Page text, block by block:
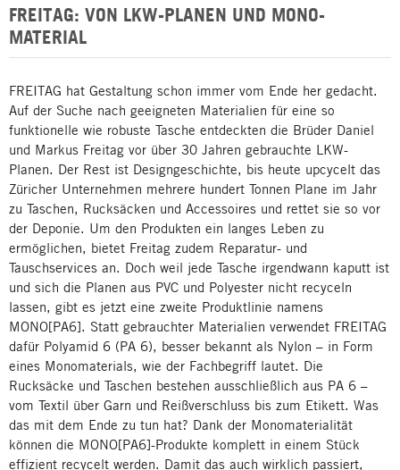
FREITAG: VON LKW-PLANEN UND MONO-
MATERIAL
FREITAG hat Gestaltung schon immer vom Ende her gedacht.
Auf der Suche nach geeigneten Materialien für eine so
funktionelle wie robuste Tasche entdeckten die Brüder Daniel
und Markus Freitag vor über 30 Jahren gebrauchte LKW-
Planen. Der Rest ist Designgeschichte, bis heute upcycelt das
Züricher Unternehmen mehrere hundert Tonnen Plane im Jahr
zu Taschen, Rucksäcken und Accessoires und rettet sie so vor
der Deponie. Um den Produkten ein langes Leben zu
ermöglichen, bietet Freitag zudem Reparatur- und
Tauschservices an. Doch weil jede Tasche irgendwann kaputt ist
und sich die Planen aus PVC und Polyester nicht recyceln
lassen, gibt es jetzt eine zweite Produktlinie namens
MONO[PA6]. Statt gebrauchter Materialien verwendet FREITAG
dafür Polyamid 6 (PA 6), besser bekannt als Nylon – in Form
eines Monomaterials, wie der Fachbegriff lautet. Die
Rucksäcke und Taschen bestehen ausschließlich aus PA 6 –
vom Textil über Garn und Reißverschluss bis zum Etikett. Was
das mit dem Ende zu tun hat? Dank der Monomaterialität
können die MONO[PA6]-Produkte komplett in einem Stück
effizient recycelt werden. Damit das auch wirklich passiert,